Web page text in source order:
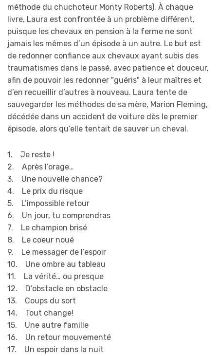
méthode du chuchoteur Monty Roberts). À chaque
livre, Laura est confrontée à un problème différent,
puisque les chevaux en pension à la ferme ne sont
jamais les mêmes d’un épisode à un autre. Le but est
de redonner confiance aux chevaux ayant subis des
traumatismes dans le passé, avec patience et douceur,
afin de pouvoir les redonner "guéris" à leur maîtres et
d’en recueillir d’autres à nouveau. Laura tente de
sauvegarder les méthodes de sa mère, Marion Fleming,
décédée dans un accident de voiture dès le premier
épisode, alors qu’elle tentait de sauver un cheval.
1. Je reste !
2. Après l’orage…
3. Une nouvelle chance?
4. Le prix du risque
5. L’impossible retour
6. Un jour, tu comprendras
7. Le champion brisé
8. Le coeur noué
9. Le messager de l’espoir
10. Une ombre au tableau
11. La vérité… ou presque
12. D’obstacle en obstacle
13. Coups du sort
14. Tout change!
15. Une autre famille
16. Un retour mouvementé
17. Un espoir dans la nuit